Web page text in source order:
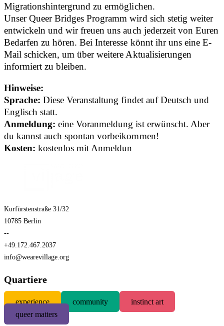
Migrationshintergrund zu ermöglichen.
Unser Queer Bridges Programm wird sich stetig weiter
entwickeln und wir freuen uns auch jederzeit von Euren
Bedarfen zu hören. Bei Interesse könnt ihr uns eine E-
Mail schicken, um über weitere Aktualisierungen
informiert zu bleiben.
Hinweise:
Sprache: Diese Veranstaltung findet auf Deutsch und
Englisch statt.
Anmeldung: eine Voranmeldung ist erwünscht. Aber
du kannst auch spontan vorbeikommen!
Kosten: kostenlos mit Anmeldun
Kurfürstenstraße 31/32
10785 Berlin
--
+49.172.467.2037
info@wearevillage.org
Quartiere
experience community
instinct art
queer matters